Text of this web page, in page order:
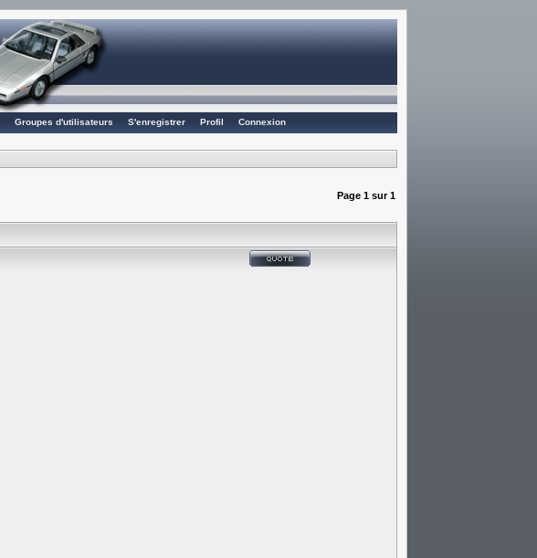
Groupes d'utilisateurs S'enregistrer Profil Connexion
Page 1sur1